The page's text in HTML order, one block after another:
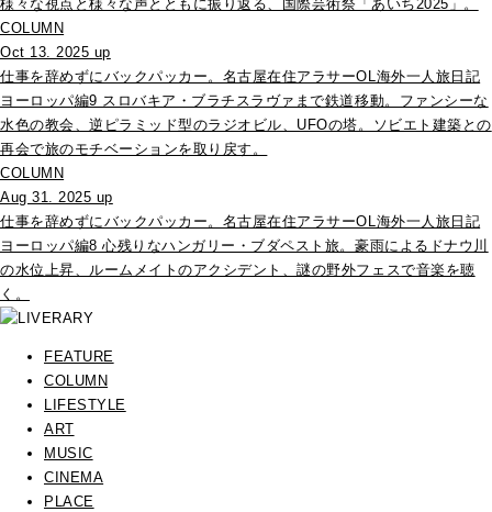
様々な視点と様々な声とともに振り返る、国際芸術祭「あいち2025」。
COLUMN
Oct 13. 2025 up
仕事を辞めずにバックパッカー。名古屋在住アラサーOL海外一人旅日記
ヨーロッパ編9 スロバキア・ブラチスラヴァまで鉄道移動。ファンシーな
水色の教会、逆ピラミッド型のラジオビル、UFOの塔。ソビエト建築との
再会で旅のモチベーションを取り戻す。
COLUMN
Aug 31. 2025 up
仕事を辞めずにバックパッカー。名古屋在住アラサーOL海外一人旅日記
ヨーロッパ編8 心残りなハンガリー・ブダペスト旅。豪雨によるドナウ川
の水位上昇、ルームメイトのアクシデント、謎の野外フェスで音楽を聴
く。
FEATURE
COLUMN
LIFESTYLE
ART
MUSIC
CINEMA
PLACE